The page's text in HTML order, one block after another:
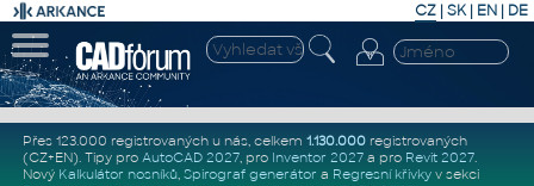
CZ | SK| EN | DE
Přes 123.000 registrovaných u nás, celkem 1.130.000registrovaných
(CZ+EN). Tipy pro AutoCAD 2027, pro Inventor 2027a pro Revit 2027.
Nový Kalkulátor nosníků, Spirograf generátor a Regresní křivkyv sekci